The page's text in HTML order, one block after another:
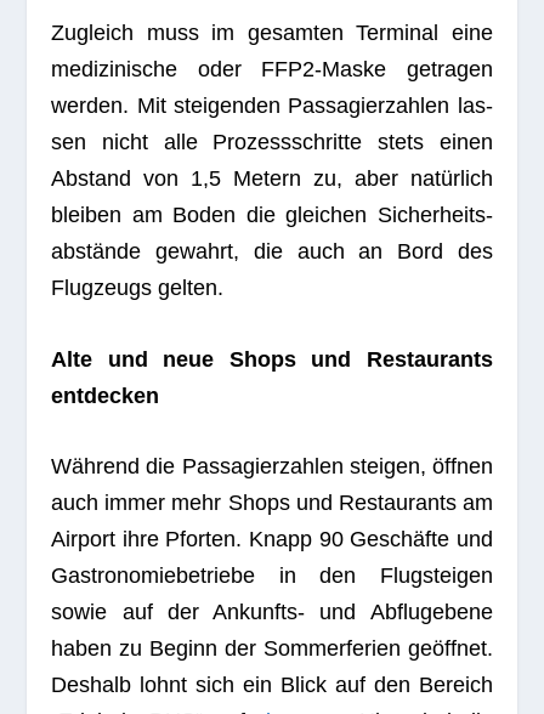
Zugleich muss im gesam­ten Ter­mi­nal eine
medi­zi­ni­sche oder FFP2-Maske getra­gen
wer­den. Mit stei­gen­den Pas­sa­gier­zah­len las­
sen nicht alle Pro­zess­schritte stets einen
Abstand von 1,5 Metern zu, aber natür­lich
blei­ben am Boden die glei­chen Sicher­heits­
ab­stände gewahrt, die auch an Bord des
Flug­zeugs gelten.
Alte und neue Shops und Restau­rants
entdecken
Wäh­rend die Pas­sa­gier­zah­len stei­gen, öff­nen
auch immer mehr Shops und Restau­rants am
Air­port ihre Pfor­ten. Knapp 90 Geschäfte und
Gas­tro­no­mie­be­triebe in den Flug­stei­gen
sowie auf der Ankunfts- und Abflug­ebene
haben zu Beginn der Som­mer­fe­rien geöff­net.
Des­halb lohnt sich ein Blick auf den Bereich